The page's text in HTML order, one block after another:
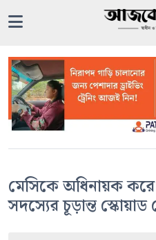
মেসিকে অধিনায়ক
সদস্যের চূড়ান্ত